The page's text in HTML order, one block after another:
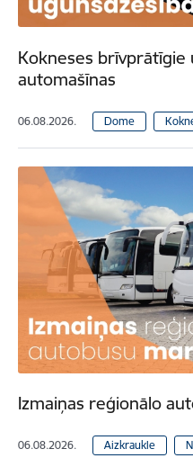
Kokneses brīvprātīgie
automašīnas
06.08.2026. Dome
Izmaiņas reģionālo
06.08.2026. Aizkraukle